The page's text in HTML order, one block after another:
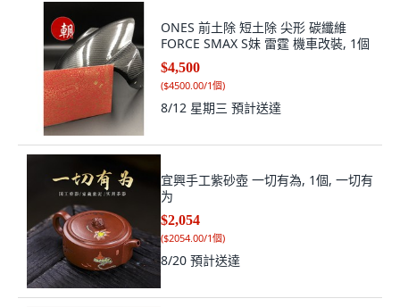
ONES 前土除 短土除 尖形 碳纖維
FORCE SMAX S妹 雷霆 機車改裝, 1個
$4,500
($4500.00/1個)
8/12 星期三 預計送達
宜興手工紫砂壺 一切有為, 1個, 一切有
为
$2,054
($2054.00/1個)
8/20 預計送達